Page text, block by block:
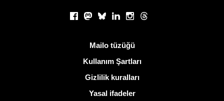
Facebook
Mastodon
BlueskyLinkedInInstagram
Threads
Mailo tüzüğü
Kullanım Şartları
Gizlilik kuralları
Yasal ifadeler